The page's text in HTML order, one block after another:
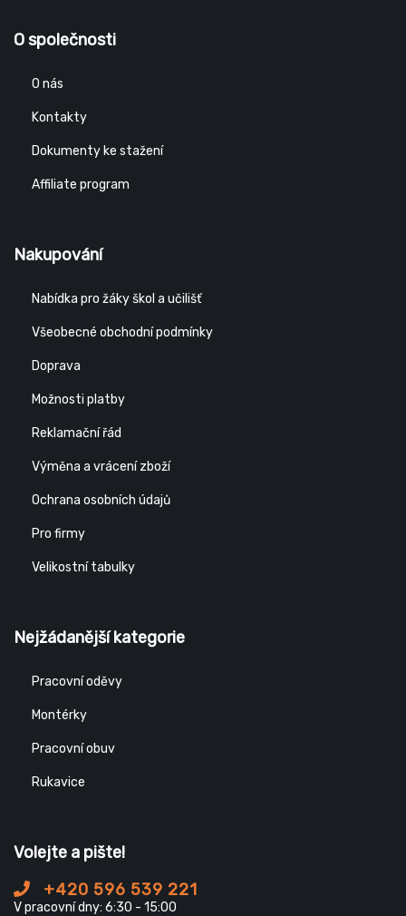
O společnosti
O nás
Kontakty
Dokumenty ke stažení
Affiliate program
Nakupování
Nabídka pro žáky škol a učilišť
Všeobecné obchodní podmínky
Doprava
Možnosti platby
Reklamační řád
Výměna a vrácení zboží
Ochrana osobních údajů
Pro firmy
Velikostní tabulky
Nejžádanější kategorie
Pracovní oděvy
Montérky
Pracovní obuv
Rukavice
Volejte a pište!
+420 596 539 221
V pracovní dny: 6:30 - 15:00